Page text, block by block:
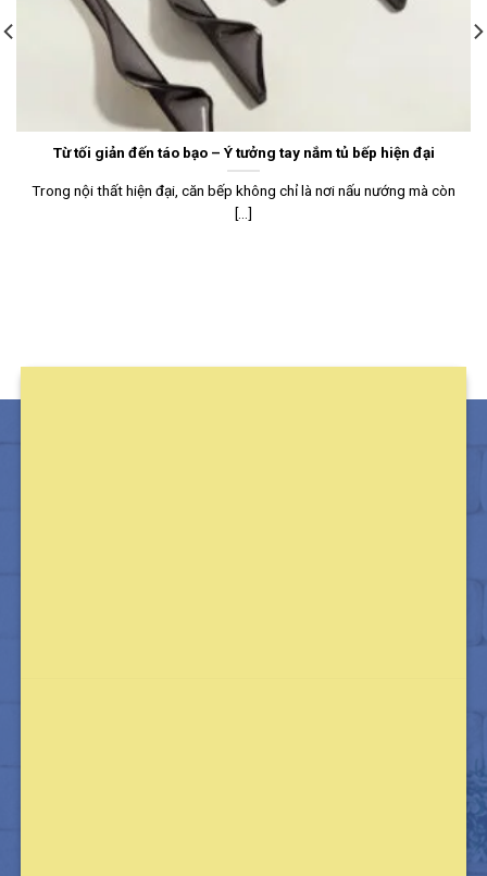
Từ tối giản đến táo bạo – Ý tưởng tay nắm tủ bếp hiện đại
Trong nội thất hiện đại, căn bếp không chỉ là nơi nấu nướng mà còn
[...]